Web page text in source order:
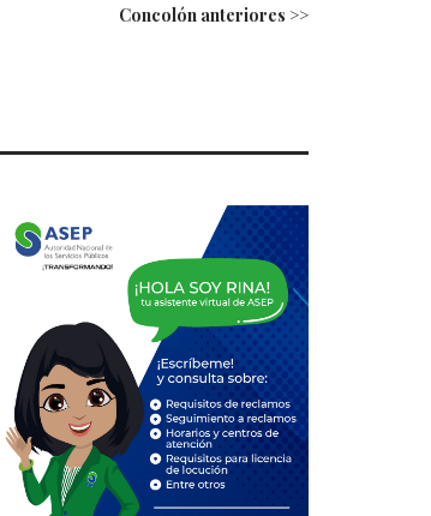
Concolón anteriores >>